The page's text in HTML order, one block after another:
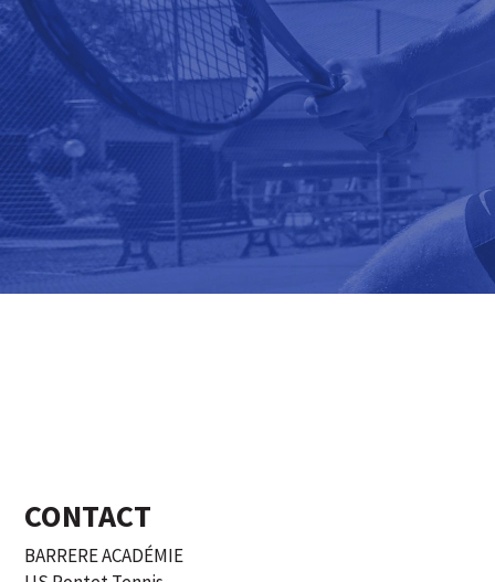
CONTACT
BARRERE ACADÉMIE